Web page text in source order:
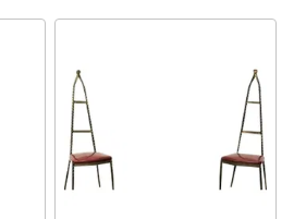
ontworpen door